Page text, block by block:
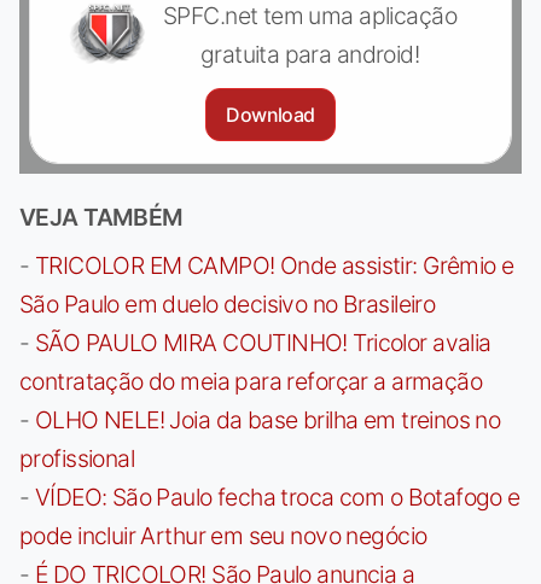
SPFC.net tem uma aplicação
gratuita para android!
Download
VEJA TAMBÉM
- TRICOLOR EM CAMPO! Onde assistir: Grêmio e
São Paulo em duelo decisivo no Brasileiro
- SÃO PAULO MIRA COUTINHO! Tricolor avalia
contratação do meia para reforçar a armação
- OLHO NELE! Joia da base brilha em treinos no
profissional
- VÍDEO: São Paulo fecha troca com o Botafogo e
pode incluir Arthur em seu novo negócio
- É DO TRICOLOR! São Paulo anuncia a